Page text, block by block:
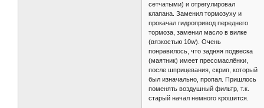
сетчатыми) и отрегулировал
клапана. Заменил тормозуху и
прокачал гидропривод переднего
тормоза, заменил масло в вилке
(вязкостью 10w). Очень
понравилось, что задняя подвеска
(маятник) имеет прессмаслёнки,
после шприцевания, скрип, который
был изначально, пропал. Пришлось
поменять воздушный фильтр, т.к.
старый начал немного крошится.